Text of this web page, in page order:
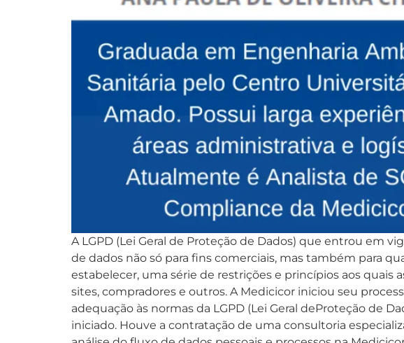
A LGPD (Lei Geral de Proteção de Dados) que entrou em
de dados não só para fins comerciais, mas também para
estabelecer, uma série de restrições e princípios aos
sites, compradores e outros. A Medicicor iniciou seu
adequação às normas da LGPD (Lei Geral deProteção de
iniciado. Houve a contratação de uma consultoria